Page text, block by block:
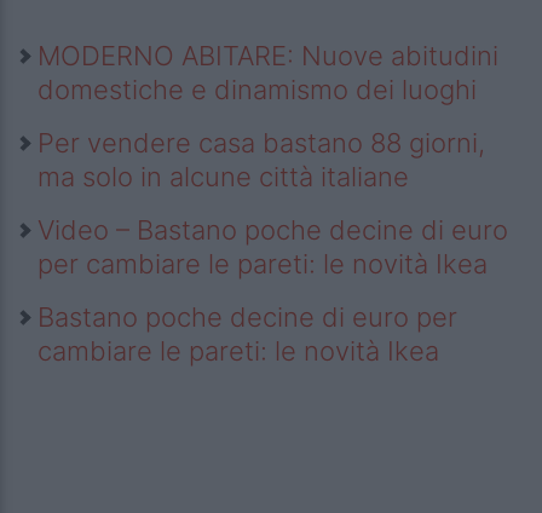
MODERNO ABITARE: Nuove abitudini
domestiche e dinamismo dei luoghi
Per vendere casa bastano 88 giorni,
ma solo in alcune città italiane
Video – Bastano poche decine di euro
per cambiare le pareti: le novità Ikea
Bastano poche decine di euro per
cambiare le pareti: le novità Ikea